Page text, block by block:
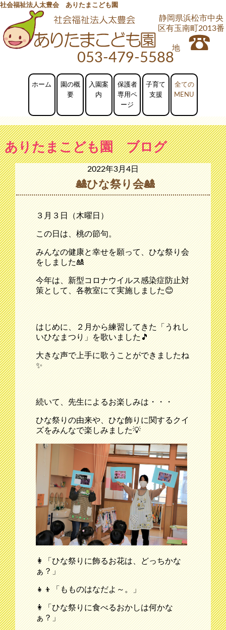
社会福祉法人太豊会 ありたまこども園
静岡県浜松市中央
区有玉南町2013番
地
053-479-5588
ホーム
園の概
要
入園案
内
保護者
専用ペ
ージ
子育て
支援
ありたまこども園 ブログ
2022年3月4日
🎎ひな祭り会🎎
３月３日（木曜日）
この日は、桃の節句。
みんなの健康と幸せを願って、ひな祭り会
をしました🎎
今年は、新型コロナウイルス感染症防止対
策として、各教室にて実施しました😊
はじめに、２月から練習してきた「うれし
いひなまつり」を歌いました🎵
大きな声で上手に歌うことができましたね
✨
続いて、先生によるお楽しみは・・・
ひな祭りの由来や、ひな飾りに関するクイ
ズをみんなで楽しみました💡
👩「ひな祭りに飾るお花は、どっちかな
ぁ？」
👧👦「もものはなだよ～。」
👩「ひな祭りに食べるおかしは何かな
ぁ？」